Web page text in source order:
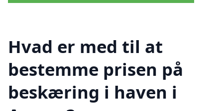
Hvad er med til at
bestemme prisen på
beskæring i haven i